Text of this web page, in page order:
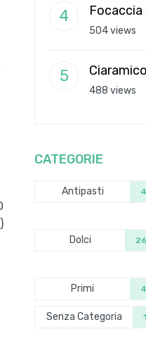
Focaccia
504 views
488 views
CATEGORIE
Antipasti 4
Dolci 26
Primi 4
Senza Categoria 1